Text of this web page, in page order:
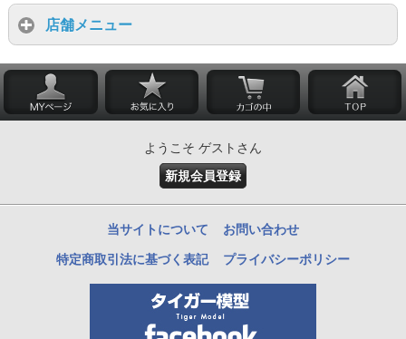
店舗メニュー
ようこそ ゲストさん
新規会員登録
当サイトについて お問い合わせ
特定商取引法に基づく表記 プライバシーポリシー